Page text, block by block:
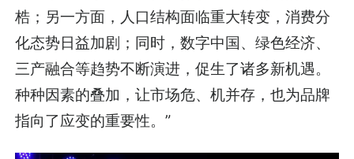
梏；另一方面，人口结构面临重大转变，消费分
化态势日益加剧；同时，数字中国、绿色经济、
三产融合等趋势不断演进，促生了诸多新机遇。
种种因素的叠加，让市场危、机并存，也为品牌
指向了应变的重要性。”